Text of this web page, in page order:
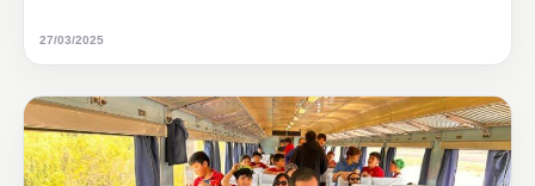
27/03/2025